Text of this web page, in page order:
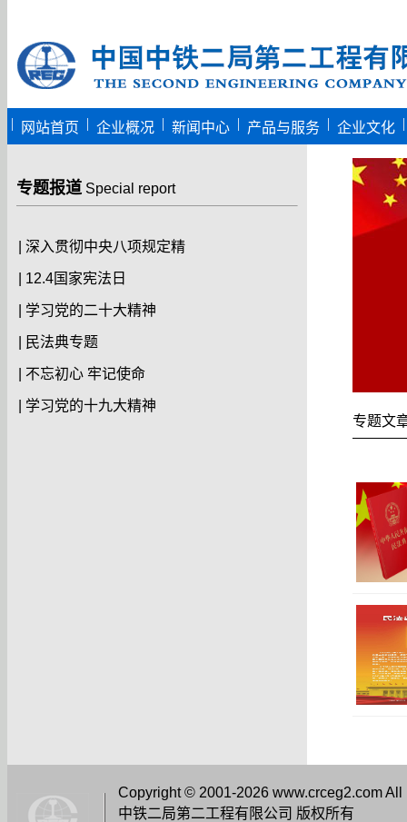
| 网站首页 | 企业概况 | 新闻中心 | 产品与服务 | 企业文化 |
专题报道 Special report
深入贯彻中央八项规定精
12.4国家宪法日
学习党的二十大精神
民法典专题
不忘初心 牢记使命
学习党的十九大精神
专题文
Copyright © 2001-2026 www.crceg2.com
中铁二局第二工程有限公司 版权所有